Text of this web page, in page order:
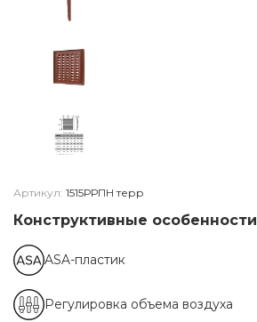
Артикул: 1515РРПН терр
Конструктивные особенности
ASA-пластик
Регулировка объема воздуха